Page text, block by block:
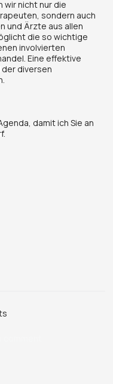
nicht nur die
sondern auch
und Ärzte aus allen
die so wichtige
involvierten
Eine effektive
der diversen
damit ich Sie an